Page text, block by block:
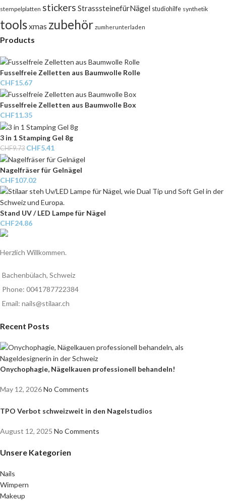
stempelplatten stickers StrasssteinefürNägel studiohilfe synthetik
toolsxmas zubehör zumherunterladen
Products
Fusselfreie Zelletten aus Baumwolle Rolle
CHF15.67
Fusselfreie Zelletten aus Baumwolle Box
CHF11.35
3 in 1 Stamping Gel 8g
CHF9.73 CHF5.41
Nagelfräser für Gelnägel
CHF107.02
Stand UV / LED Lampe für Nägel
CHF24.86
Herzlich Willkommen.
Bachenbülach, Schweiz
Phone: 0041787722384
Email: nails@stilaar.ch
Recent Posts
Onychophagie, Nägelkauen professionell behandeln!
May 12, 2026No Comments
TPO Verbot schweizweit in den Nagelstudios
August 12, 2025 No Comments
Unsere Kategorien
Nails
Wimpern
Makeup